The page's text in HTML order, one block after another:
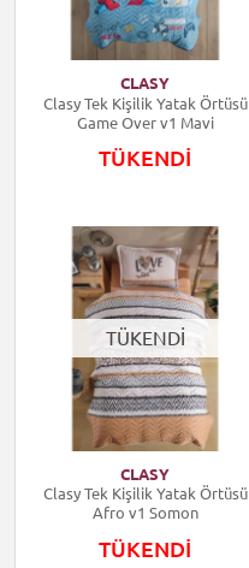
CLASY
Clasy Tek Kişilik Yatak Örtüsü
Game Over v1 Mavi
TÜKENDİ
TÜKENDİ
CLASY
Clasy Tek Kişilik Yatak Örtüsü
Afro v1 Somon
TÜKENDİ